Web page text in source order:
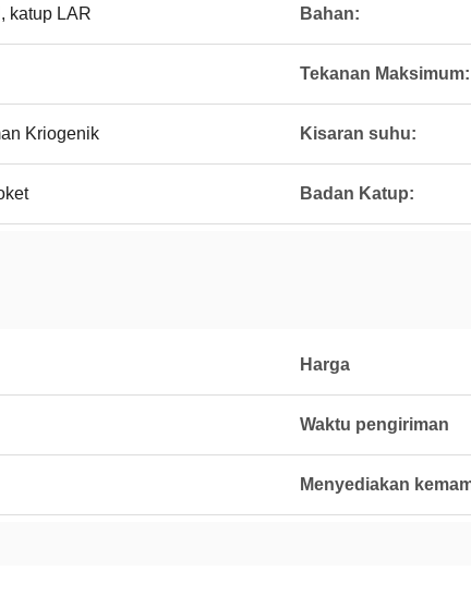
katup LAR Bahan:
Tekanan Maksimum:
Kriogenik Kisaran suhu:
Badan Katup:
Harga
Waktu pengiriman
Menyediakan